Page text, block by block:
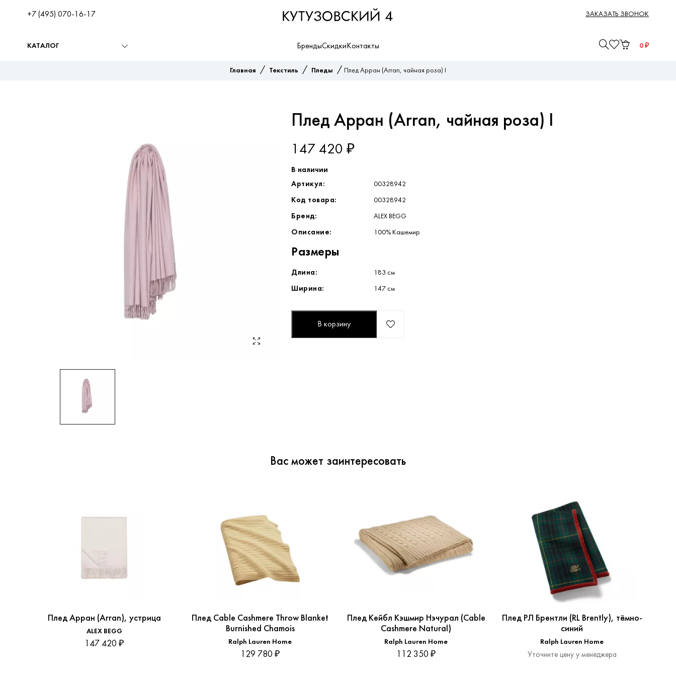
+7 (495) 070-16-17 ЗАКАЗАТЬ ЗВОНОК
КАТАЛОГ БрендыСкидки Контакты 0 ₽
Главная / Текстиль / Пледы / Плед Арран (Arran, чайная роза) I
Плед Арран (Arran, чайная роза) I
147 420 ₽
В наличии
Артикул:
00328942
Код товара: 00328942
Бренд: ALEX BEGG
Описание: 100% Кашемир
Размеры
Длина: 183 см
Ширина: 147 см
В корзину
Вас может заинтересовать
Плед Арран (Arran), устрица
ALEX BEGG
147 420 ₽
Плед Cable Cashmere Throw Blanket
Burnished Chamois
Ralph Lauren Home
129 780 ₽
Плед Кейбл Кэшмир Нэчурал (Cable
Cashmere Natural)
Ralph Lauren Home
112 350 ₽
Плед РЛ Брентли (RL Brently), тёмно-
синий
Ralph Lauren Home
Уточните цену у менеджера